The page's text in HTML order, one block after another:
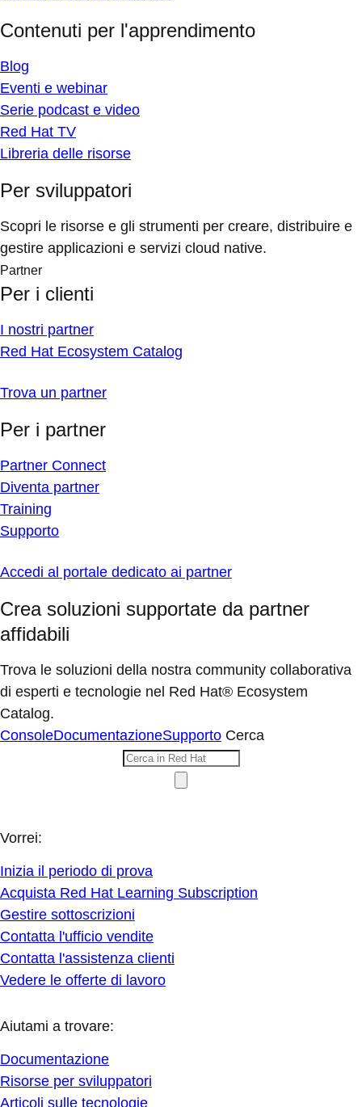
Contenuti per l'apprendimento
Blog
Eventi e webinar
Serie podcast e video
Red Hat TV
Libreria delle risorse
Per sviluppatori
Scopri le risorse e gli strumenti per creare, distribuire e
gestire applicazioni e servizi cloud native.
Partner
Per i clienti
I nostri partner
Red Hat Ecosystem Catalog
Trova un partner
Per i partner
Partner Connect
Diventa partner
Training
Supporto
Accedi al portale dedicato ai partner
Crea soluzioni supportate da partner
affidabili
Trova le soluzioni della nostra community collaborativa
di esperti e tecnologie nel Red Hat® Ecosystem
Catalog.
ConsoleDocumentazioneSupporto Cerca
Vorrei:
Inizia il periodo di prova
Acquista Red Hat Learning Subscription
Gestire sottoscrizioni
Contatta l'ufficio vendite
Contatta l'assistenza clienti
Vedere le offerte di lavoro
Aiutami a trovare:
Documentazione
Risorse per sviluppatori
Articoli sulle tecnologie